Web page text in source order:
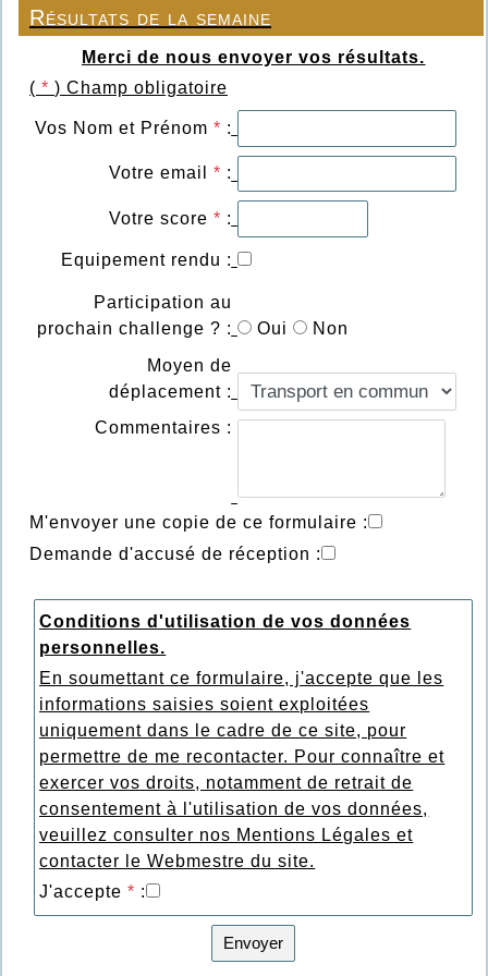
Résultats de la semaine
Merci de nous envoyer vos résultats.
( * ) Champ obligatoire
Vos Nom et Prénom * :
Votre email * :
Votre score * :
Equipement rendu :
Participation au
prochain challenge ? :
Oui
Non
Moyen de
déplacement :
Commentaires :
M'envoyer une copie de ce formulaire :
Demande d'accusé de réception :
Conditions d'utilisation de vos données
personnelles.
En soumettant ce formulaire, j'accepte que les
informations saisies soient exploitées
uniquement dans le cadre de ce site, pour
permettre de me recontacter. Pour connaître et
exercer vos droits, notamment de retrait de
consentement à l'utilisation de vos données,
veuillez consulter nos Mentions Légales et
contacter leWebmestre du site.
J'accepte* :
Envoyer